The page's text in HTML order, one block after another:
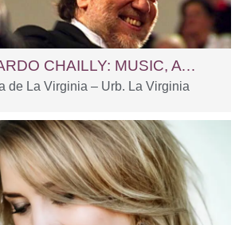
RICCARDO CHAILLY: MUSIC, A JOURNEY FOR LIFE
de La Virginia – Urb. La Virginia